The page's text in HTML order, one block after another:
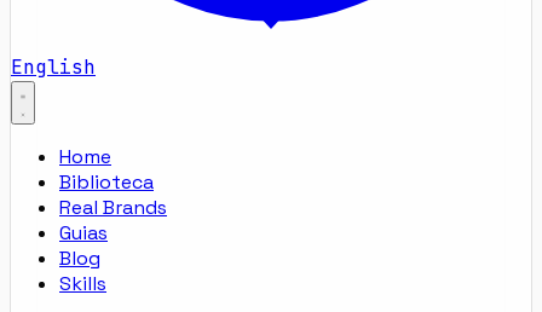
English
Home
Biblioteca
Real Brands
Guias
Blog
Skills